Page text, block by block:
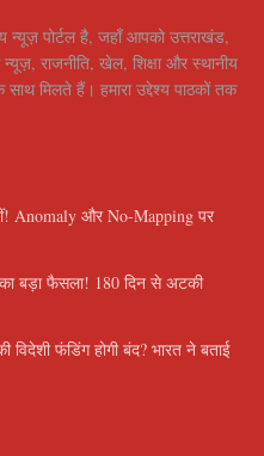
न्यूज़ पोर्टल है, जहाँ आपको उत्तराखंड,
राजनीति, खेल, शिक्षा और स्थानीय
मिलते हैं। हमारा उद्देश्य पाठकों तक
Anomaly और No-Mapping पर
बड़ा फैसला! 180 दिन से अटकी
फंडिंग होगी बंद? भारत ने बताई